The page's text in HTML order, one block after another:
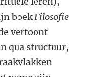
boekFilosofie
vertoont
qua structuur,